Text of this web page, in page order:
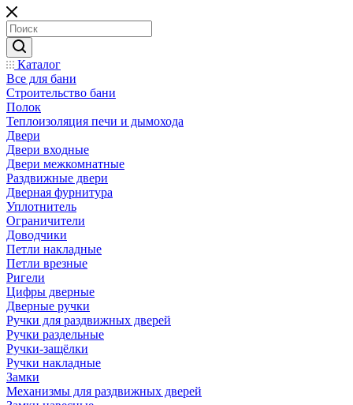
Каталог
Все для бани
Строительство бани
Полок
Теплоизоляция печи и дымохода
Двери
Двери входные
Двери межкомнатные
Раздвижные двери
Дверная фурнитура
Уплотнитель
Ограничители
Доводчики
Петли накладные
Петли врезные
Ригели
Цифры дверные
Дверные ручки
Ручки для раздвижных дверей
Ручки раздельные
Ручки-защёлки
Ручки накладные
Замки
Механизмы для раздвижных дверей